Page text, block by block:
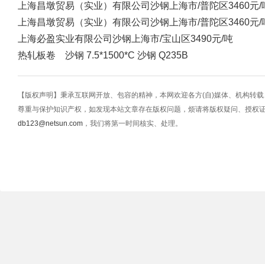
上海昌墩贸易（实业）有限公司 沙钢 上海市/普陀区3460元/
上海昌墩贸易（实业）有限公司 沙钢 上海市/普陀区3460元/
上海必盈实业有限公司 沙钢 上海市/宝山区3490元/吨
热轧板卷 沙钢 7.5*1500*C 沙钢 Q235B
【版权声明】秉承互联网开放、包容的精神，本网欢迎各方(自)媒体、机构转
尊重与保护知识产权，如发现本站文章存在版权问题，烦请将版权疑问、授权
db123@netsun.com ，我们将第一时间核实、处理。